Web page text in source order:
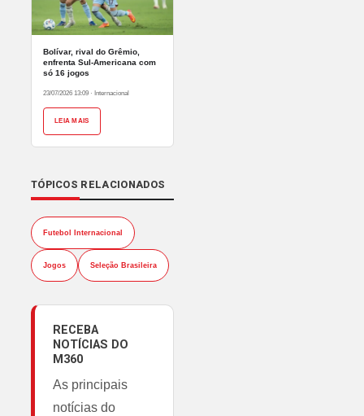
Bolívar, rival do Grêmio,
enfrenta Sul-Americana com
só 16 jogos
23/07/2026 13:09 · Internacional
LEIA MAIS
TÓPICOS RELACIONADOS
Futebol Internacional
Jogos Seleção Brasileira
RECEBA
NOTÍCIAS DO
M360
As principais
notícias do